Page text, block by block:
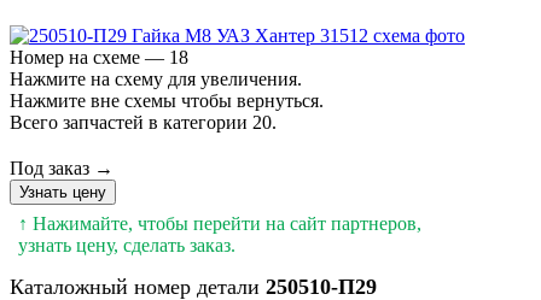
Номер на схеме — 18
Нажмите на схему для увеличения.
Нажмите вне схемы чтобы вернуться.
Всего запчастей в категории 20.
Под заказ →
Узнать цену
↑ Нажимайте, чтобы перейти на сайт партнеров,
узнать цену, сделать заказ.
Каталожный номер детали 250510-П29